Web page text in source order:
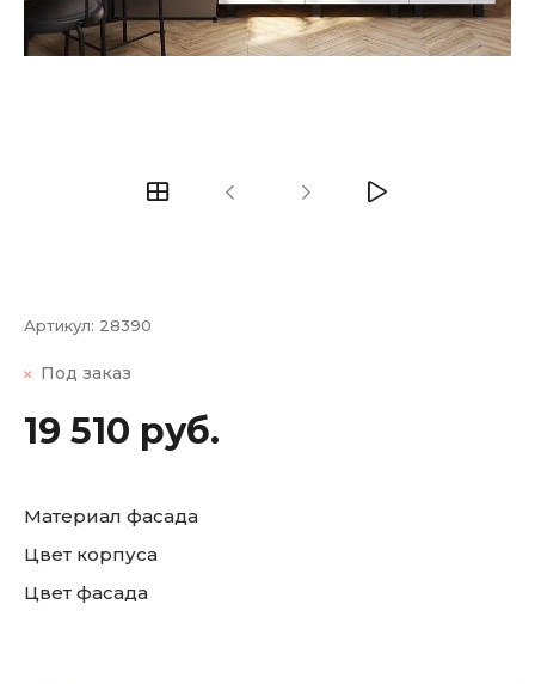
Артикул: 28390
Под заказ
19 510 руб.
Материал фасада
Цвет корпуса
Цвет фасада